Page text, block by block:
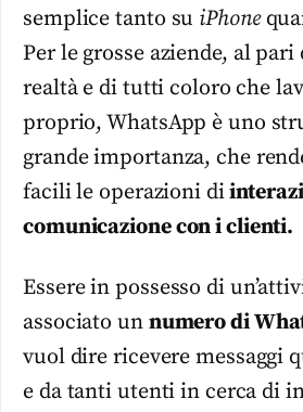
semplice tanto su iPhone
Per le grosse aziende, al
realtà e di tutti coloro che
proprio, WhatsApp è uno
grande importanza, che
facili le operazioni di
comunicazione con i clienti.
Essere in possesso di
associato un numero di
vuol dire ricevere messaggi
e da tanti utenti in cerca di